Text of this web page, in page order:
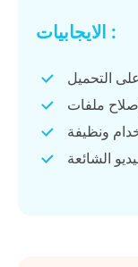
الايجابيات :